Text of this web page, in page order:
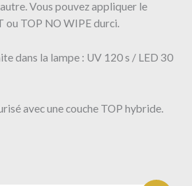
Vous pouvez appliquer le
TOP NO WIPE durci.
dans la lampe : UV 120 s / LED 30
avec une couche TOP hybride.